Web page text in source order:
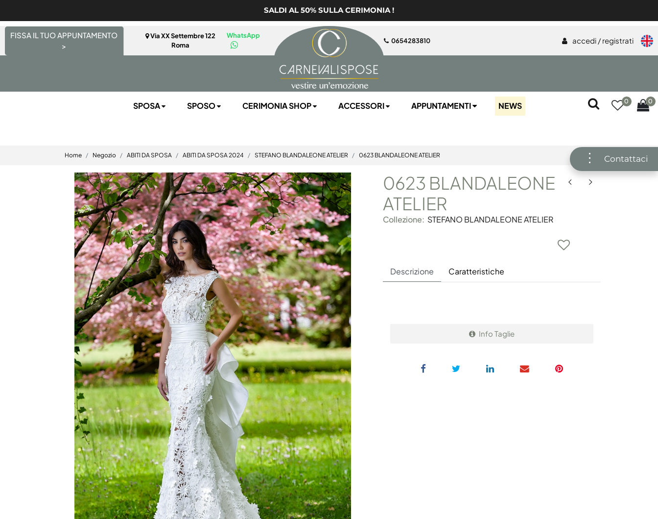
SALDI AL 50% SULLA CERIMONIA !
FISSA IL TUO APPUNTAMENTO
>
Via XX Settembre 122
Roma
WhatsApp
0654283810 accedi / registrati
SPOSA SPOSO CERIMONIA SHOP ACCESSORI APPUNTAMENTI NEWS 0 0
Home Negozio ABITI DA SPOSA ABITI DA SPOSA 2024 STEFANO BLANDALEONE ATELIER 0623 BLANDALEONE ATELIER
0623 BLANDALEONE
ATELIER
Collezione: STEFANO BLANDALEONE ATELIER
Descrizione Caratteristiche
Info Taglie
Contattaci